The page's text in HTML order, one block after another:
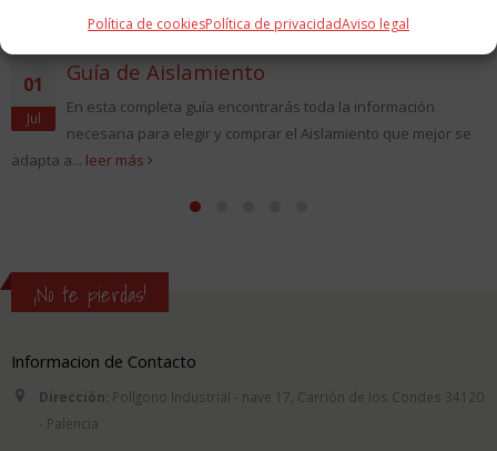
Política de cookiesPolítica de privacidadAviso legal
01
Jul
Guía de Aislamiento
En esta completa guía encontrarás toda la información
necesaria para elegir y comprar el Aislamiento que mejor se
adapta a... leer más
¡No te pierdas!
Informacion de Contacto
Dirección: Polígono Industrial - nave 17, Carrión de los Condes 34120
- Palencia